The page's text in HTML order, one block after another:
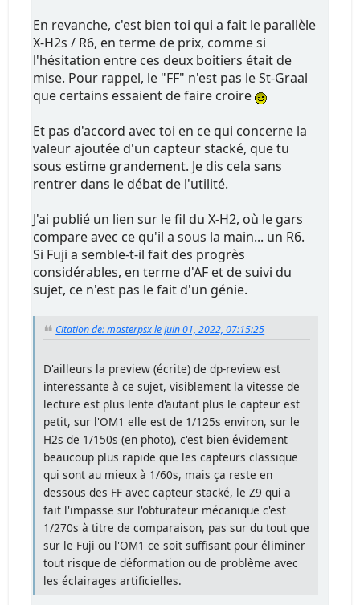
En revanche, c'est bien toi qui a fait le parallèle
X-H2s / R6, en terme de prix, comme si
l'hésitation entre ces deux boitiers était de
mise. Pour rappel, le "FF" n'est pas le St-Graal
que certains essaient de faire croire
Et pas d'accord avec toi en ce qui concerne la
valeur ajoutée d'un capteur stacké, que tu
sous estime grandement. Je dis cela sans
rentrer dans le débat de l'utilité.
J'ai publié un lien sur le fil du X-H2, où le gars
compare avec ce qu'il a sous la main... un R6.
Si Fuji a semble-t-il fait des progrès
considérables, en terme d'AF et de suivi du
sujet, ce n'est pas le fait d'un génie.
Citation de: masterpsx le Juin 01, 2022, 07:15:25
D'ailleurs la preview (écrite) de dp-review est
interessante à ce sujet, visiblement la vitesse de
lecture est plus lente d'autant plus le capteur est
petit, sur l'OM1 elle est de 1/125s environ, sur le
H2s de 1/150s (en photo), c'est bien évidement
beaucoup plus rapide que les capteurs classique
qui sont au mieux à 1/60s, mais ça reste en
dessous des FF avec capteur stacké, le Z9 qui a
fait l'impasse sur l'obturateur mécanique c'est
1/270s à titre de comparaison, pas sur du tout que
sur le Fuji ou l'OM1 ce soit suffisant pour éliminer
tout risque de déformation ou de problème avec
les éclairages artificielles.